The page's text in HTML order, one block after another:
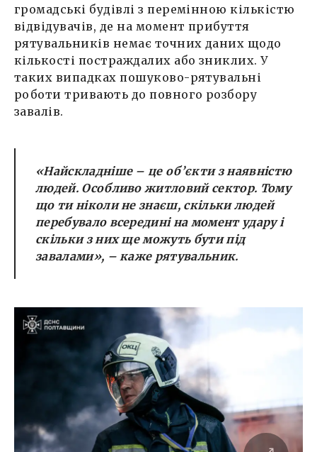
громадські будівлі з перемінною кількістю
відвідувачів, де на момент прибуття
рятувальників немає точних даних щодо
кількості постраждалих або зниклих. У
таких випадках пошуково-рятувальні
роботи тривають до повного розбору
завалів.
«Найскладніше – це об’єкти з наявністю
людей. Особливо житловий сектор. Тому
що ти ніколи не знаєш, скільки людей
перебувало всередині на момент удару і
скільки з них ще можуть бути під
завалами», – каже рятувальник.